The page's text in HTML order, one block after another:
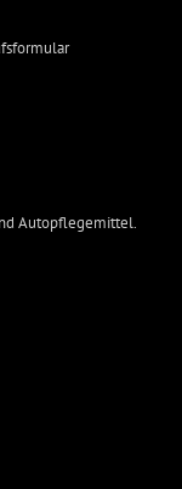
Autopflegemittel.